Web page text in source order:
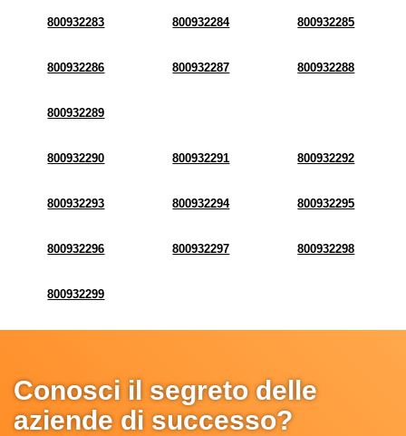
800932283 800932284 800932285
800932286 800932287 800932288
800932289
800932290 800932291 800932292
800932293 800932294 800932295
800932296 800932297 800932298
800932299
Conosci il segreto delle
aziende di successo?